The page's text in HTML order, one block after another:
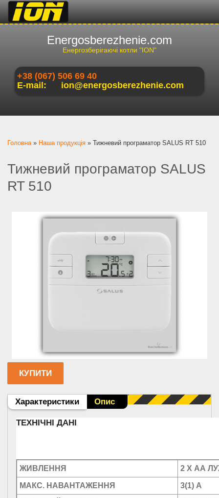
Energosberezhenie.com
Енергозберігаючі котли "ION"
+38 (067) 506 69 40
E-mail:
ion@energosberezhenie.com
Ви є тут
Головна» Наша продукція » Тижневий програматор SALUS RT 510
Тижневий програматор SALUS
RT 510
КУПИТИ
Вкладки
Характеристики (активна
вкладка)
Опис
ТЕХНІЧНІ ДАНІ
ЖИВЛЕННЯ 2 X AA
МАКС. НАВАНТАЖЕННЯ 3(1) A